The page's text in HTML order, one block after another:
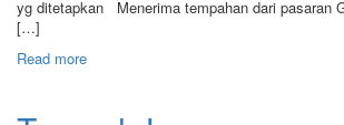
yg ditetapkan Menerima tempahan dari pasaran
[…]
Read more